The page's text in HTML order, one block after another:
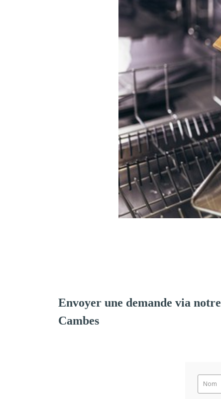
Envoyer une demande via
Cambes